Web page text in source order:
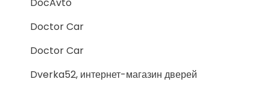
Doctor Car
Doctor Car
Dverka52, интернет-магазин дверей